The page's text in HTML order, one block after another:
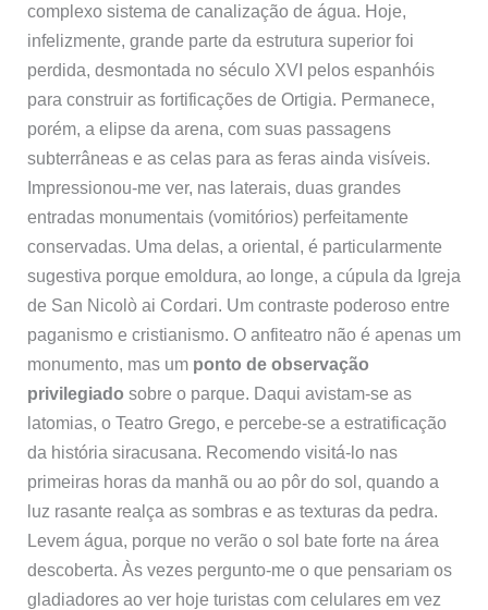
complexo sistema de canalização de água. Hoje,
infelizmente, grande parte da estrutura superior foi
perdida, desmontada no século XVI pelos espanhóis
para construir as fortificações de Ortigia. Permanece,
porém, a elipse da arena, com suas passagens
subterrâneas e as celas para as feras ainda visíveis.
Impressionou-me ver, nas laterais, duas grandes
entradas monumentais (vomitórios) perfeitamente
conservadas. Uma delas, a oriental, é particularmente
sugestiva porque emoldura, ao longe, a cúpula da Igreja
de San Nicolò ai Cordari. Um contraste poderoso entre
paganismo e cristianismo. O anfiteatro não é apenas um
monumento, mas um ponto de observação
privilegiado sobre o parque. Daqui avistam-se as
latomias, o Teatro Grego, e percebe-se a estratificação
da história siracusana. Recomendo visitá-lo nas
primeiras horas da manhã ou ao pôr do sol, quando a
luz rasante realça as sombras e as texturas da pedra.
Levem água, porque no verão o sol bate forte na área
descoberta. Às vezes pergunto-me o que pensariam os
gladiadores ao ver hoje turistas com celulares em vez